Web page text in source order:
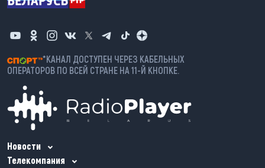
*КАНАЛ ДОСТУПЕН ЧЕРЕЗ КАБЕЛЬНЫХ
ОПЕРАТОРОВ ПО ВСЕЙ СТРАНЕ НА 11-Й КНОПКЕ.
Новости
Телекомпания